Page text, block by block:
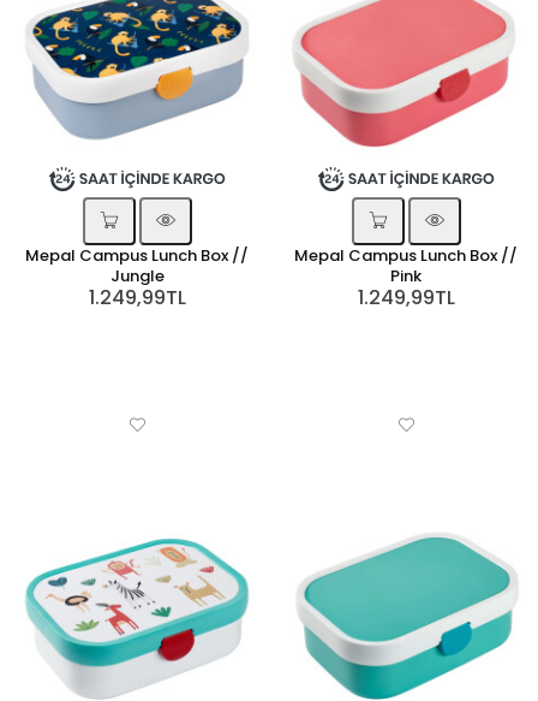
Mepal Campus Lunch Box //
Jungle
1.249,99TL
Mepal Campus Lunch Box //
Pink
1.249,99TL